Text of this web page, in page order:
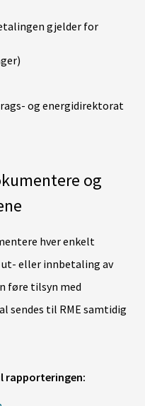
gjelder for
og energidirektorat
og
hver enkelt
eller innbetaling av
føre tilsyn med
sendes til RME samtidig
rapporteringen: